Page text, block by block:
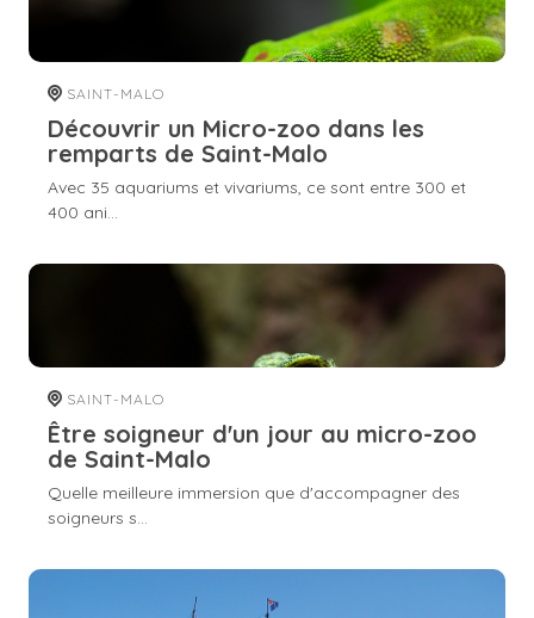
SAINT-MALO
Découvrir un Micro-zoo dans les
remparts de Saint-Malo
Avec 35 aquariums et vivariums, ce sont entre 300 et
400 ani...
SAINT-MALO
Être soigneur d'un jour au micro-zoo
de Saint-Malo
Quelle meilleure immersion que d'accompagner des
soigneurs s...